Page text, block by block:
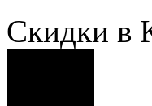
Скидки в